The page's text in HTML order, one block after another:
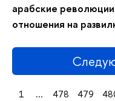
арабские
отношения на
1 ... 478 479